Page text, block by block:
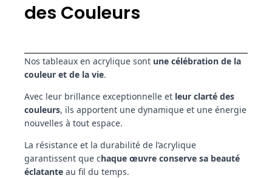
des Couleurs
Nos tableaux en acrylique sont une célébration de la
couleur et de la vie.
Avec leur brillance exceptionnelle et leur clarté des
couleurs, ils apportent une dynamique et une énergie
nouvelles à tout espace.
La résistance et la durabilité de l’acrylique
garantissent que chaque œuvre conserve sa beauté
éclatante au fil du temps.